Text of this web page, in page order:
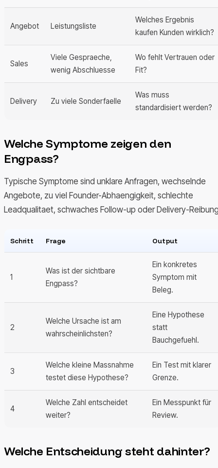
Angebot Leistungsliste
Welches Ergebnis
kaufen Kunden wirklich?
Sales
Viele Gespraeche,
wenig Abschluesse
Wo fehlt Vertrauen oder
Fit?
Delivery Zu viele Sonderfaelle
Was muss
standardisiert werden?
Welche Symptome zeigen den
Engpass?
Typische Symptome sind unklare Anfragen, wechselnde
Angebote, zu viel Founder-Abhaengigkeit, schlechte
Leadqualitaet, schwaches Follow-up oder Delivery-
Schritt Frage Output
1
Was ist der sichtbare
Engpass?
Ein konkretes
Symptom mit
Beleg.
2
Welche Ursache ist am
wahrscheinlichsten?
Eine Hypothese
statt
Bauchgefuehl.
3
Welche kleine Massnahme
testet diese Hypothese?
Ein Test mit klarer
Grenze.
4
Welche Zahl entscheidet
weiter?
Ein Messpunkt für
Review.
Welche Entscheidung steht dahinter?